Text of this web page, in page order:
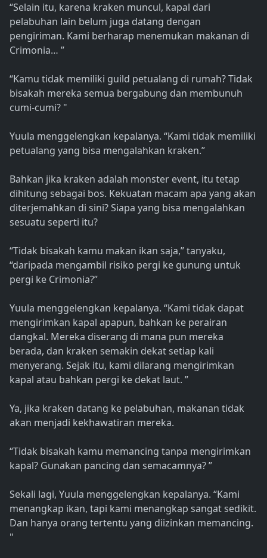
“Selain itu, karena kraken muncul, kapal dari
pelabuhan lain belum juga datang dengan
pengiriman. Kami berharap menemukan makanan di
Crimonia… ”
“Kamu tidak memiliki guild petualang di rumah? Tidak
bisakah mereka semua bergabung dan membunuh
cumi-cumi? "
Yuula menggelengkan kepalanya. “Kami tidak memiliki
petualang yang bisa mengalahkan kraken.”
Bahkan jika kraken adalah monster event, itu tetap
dihitung sebagai bos. Kekuatan macam apa yang akan
diterjemahkan di sini? Siapa yang bisa mengalahkan
sesuatu seperti itu?
“Tidak bisakah kamu makan ikan saja,” tanyaku,
“daripada mengambil risiko pergi ke gunung untuk
pergi ke Crimonia?”
Yuula menggelengkan kepalanya. “Kami tidak dapat
mengirimkan kapal apapun, bahkan ke perairan
dangkal. Mereka diserang di mana pun mereka
berada, dan kraken semakin dekat setiap kali
menyerang. Sejak itu, kami dilarang mengirimkan
kapal atau bahkan pergi ke dekat laut. ”
Ya, jika kraken datang ke pelabuhan, makanan tidak
akan menjadi kekhawatiran mereka.
“Tidak bisakah kamu memancing tanpa mengirimkan
kapal? Gunakan pancing dan semacamnya? ”
Sekali lagi, Yuula menggelengkan kepalanya. “Kami
menangkap ikan, tapi kami menangkap sangat sedikit.
Dan hanya orang tertentu yang diizinkan memancing.
"